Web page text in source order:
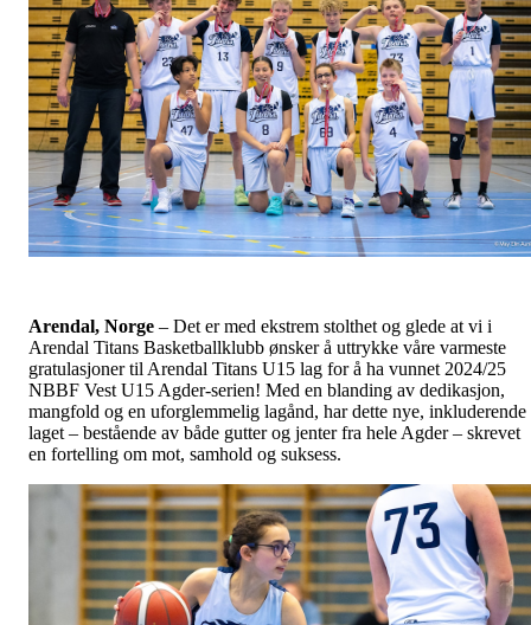
Arendal, Norge – Det er med ekstrem stolthet og glede at vi i
Arendal Titans Basketballklubb ønsker å uttrykke våre varmeste
gratulasjoner til Arendal Titans U15 lag for å ha vunnet 2024/25
NBBF Vest U15 Agder-serien! Med en blanding av dedikasjon,
mangfold og en uforglemmelig lagånd, har dette nye, inkluderende
laget – bestående av både gutter og jenter fra hele Agder – skrevet
en fortelling om mot, samhold og suksess.